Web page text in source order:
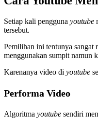
Setiap kali pengguna youtube
tersebut.
Pemilihan ini tentunya sangat
menggunakan sumpit namun
Karenanya video di youtube
Performa Video
Algoritma youtube sendiri